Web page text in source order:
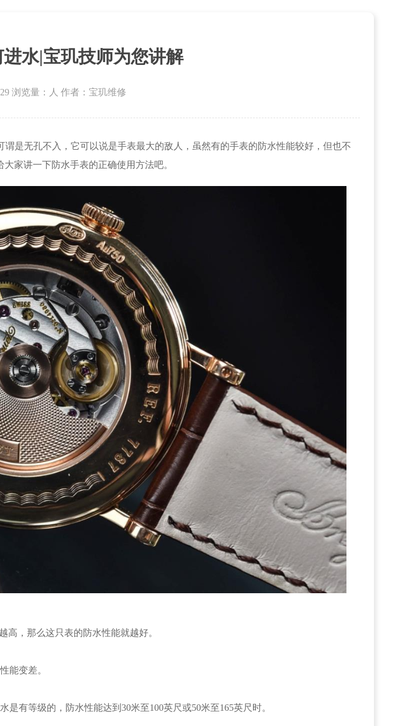
水|宝玑技师为您讲解
浏览量： 人 作者：宝玑维修
是无孔不入，它可以说是手表最大的敌人，虽然有的手表的防水性能较好，但也不
家讲一下防水手表的正确使用方法吧。
，那么这只表的防水性能就越好。
能变差。
等级的，防水性能达到30米至100英尺或50米至165英尺时。